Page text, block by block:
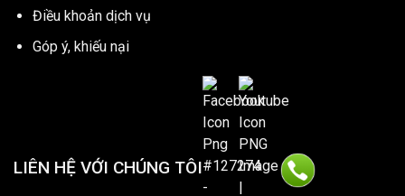
Điều khoản dịch vụ
Góp ý, khiếu nại
LIÊN HỆ VỚI CHÚNG TÔI